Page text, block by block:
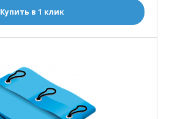
Купить в 1 клик